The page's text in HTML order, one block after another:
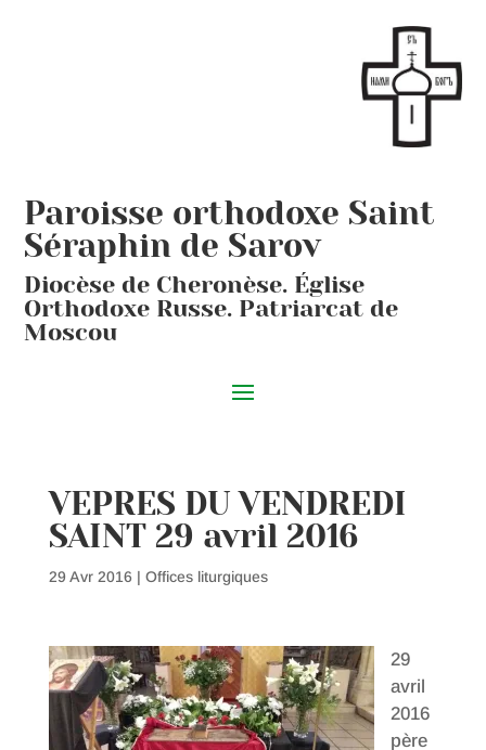
Paroisse orthodoxe Saint
Séraphin de Sarov
Diocèse de Cheronèse. Église
Orthodoxe Russe. Patriarcat de
Moscou
VEPRES DU VENDREDI
SAINT 29 avril 2016
29 Avr 2016 | Offices liturgiques
29
avril
2016
père